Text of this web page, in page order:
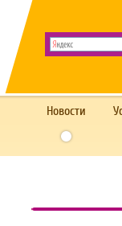
Новости